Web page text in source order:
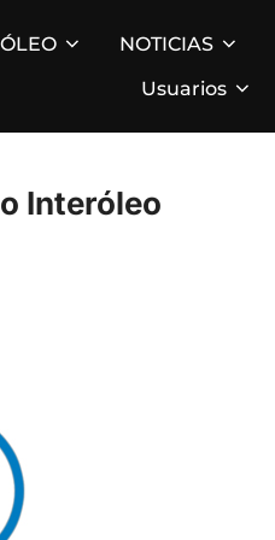
NOTICIAS
Usuarios
Interóleo